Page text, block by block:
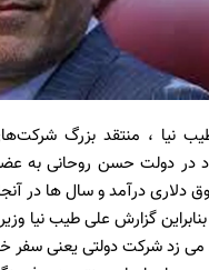
نیا ، منتقد بزرگ
در دولت حسن روحانی به
دلاری درآمد و سال ها در
گزارش علی طیب نیا
زد شرکت دولتی یعنی سفر